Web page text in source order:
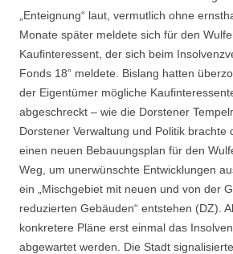
„Enteignung“ laut, vermutlich ohne
Monate später meldete sich für den
Kaufinteressent, der sich beim
Fonds 18“ meldete. Bislang hatten
der Eigentümer mögliche
abgeschreckt – wie die Dorstener
Dorstener Verwaltung und Politik brachte
einen neuen Bebauungsplan für den
Weg, um unerwünschte Entwicklungen
ein „Mischgebiet mit neuen und von der
reduzierten Gebäuden“ entstehen (DZ).
konkretere Pläne erst einmal das
abgewartet werden. Die Stadt